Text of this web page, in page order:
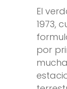
El
1973,
por